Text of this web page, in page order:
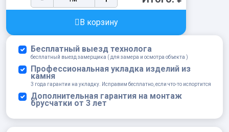
Д
В корзину
Бесплатный выезд технолога
бесплатный выезд замерщика ( для замера и осмотра объекта )
Профессиональная укладка изделий из
камня
3 года гарантии на укладку. Исправим бесплатно, если что-то испортится
Дополнительная гарантия на монтаж
брусчатки от 3 лет